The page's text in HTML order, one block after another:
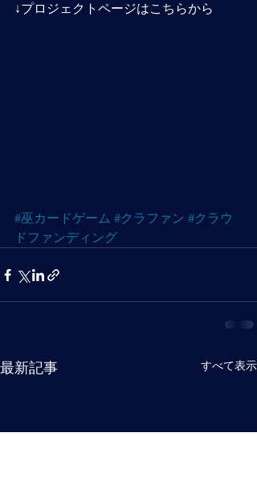
↓プロジェクトページはこちらから
#巫カードゲーム #クラファン #クラウ
ドファンディング
最新記事 すべて表示